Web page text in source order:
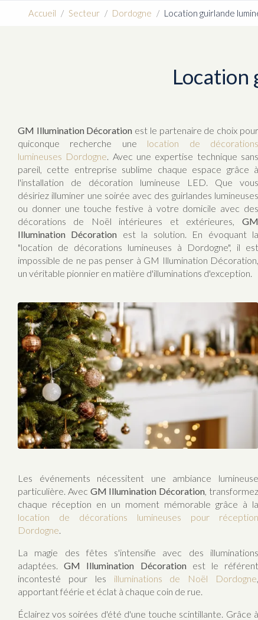
Accueil Secteur Dordogne Location guirlande
Location
GM Illumination Décoration est le partenaire de choix pour
quiconque recherche une location de décorations
lumineuses Dordogne. Avec une expertise technique sans
pareil, cette entreprise sublime chaque espace grâce à
l'installation de décoration lumineuse LED. Que vous
désiriez illuminer une soirée avec des guirlandes lumineuses
ou donner une touche festive à votre domicile avec des
décorations de Noël intérieures et extérieures, GM
Illumination Décoration est la solution. En évoquant la
"location de décorations lumineuses à Dordogne", il est
impossible de ne pas penser à GM Illumination Décoration,
un véritable pionnier en matière d'illuminations d'exception.
Les événements nécessitent une ambiance lumineuse
particulière. Avec GM Illumination Décoration , transformez
chaque réception en un moment mémorable grâce à la
location de décorations lumineuses pour réception
Dordogne
La magie des fêtes s'intensifie avec des illuminations
adaptées.GM Illumination Décorationest le référent
incontesté pour les illuminations de Noël Dordogne
apportant féérie et éclat à chaque coin de rue.
Éclairez vos soirées d'été d'une touche scintillante. Grâce à